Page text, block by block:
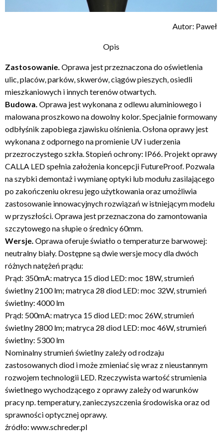
Autor: Paweł
Opis
Zastosowanie. Oprawa jest przeznaczona do oświetlenia
ulic, placów, parków, skwerów, ciągów pieszych, osiedli
mieszkaniowych i innych terenów otwartych.
Budowa. Oprawa jest wykonana z odlewu aluminiowego i
malowana proszkowo na dowolny kolor. Specjalnie formowany
odbłyśnik zapobiega zjawisku olśnienia. Osłona oprawy jest
wykonana z odpornego na promienie UV i uderzenia
przezroczystego szkła. Stopień ochrony: IP66. Projekt oprawy
CALLA LED spełnia założenia koncepcji FutureProof. Pozwala
na szybki demontaż i wymianę optyki lub modułu zasilającego
po zakończeniu okresu jego użytkowania oraz umożliwia
zastosowanie innowacyjnych rozwiązań w istniejącym modelu
w przyszłości. Oprawa jest przeznaczona do zamontowania
szczytowego na słupie o średnicy 60mm.
Wersje. Oprawa oferuje światło o temperaturze barwowej:
neutralny biały. Dostępne są dwie wersje mocy dla dwóch
różnych natężeń prądu:
Prąd: 350mA: matryca 15 diod LED: moc 18W, strumień
świetlny 2100 lm; matryca 28 diod LED: moc 32W, strumień
świetlny: 4000 lm
Prąd: 500mA: matryca 15 diod LED: moc 26W, strumień
świetlny 2800 lm; matryca 28 diod LED: moc 46W, strumień
świetlny: 5300 lm
Nominalny strumień świetlny zależy od rodzaju
zastosowanych diod i może zmieniać się wraz z nieustannym
rozwojem technologii LED. Rzeczywista wartość strumienia
świetlnego wychodzącego z oprawy zależy od warunków
pracy np. temperatury, zanieczyszczenia środowiska oraz od
sprawności optycznej oprawy.
źródło: www.schreder.pl